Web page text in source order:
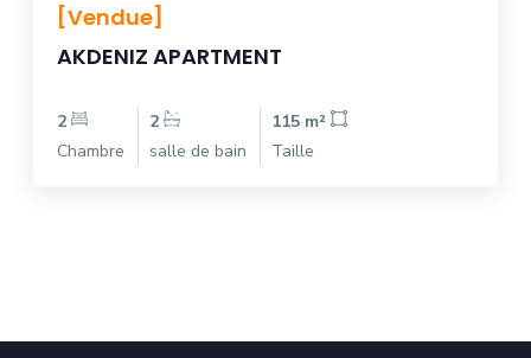
[Vendue]
AKDENIZ APARTMENT
2
Chambre
2
salle de bain
115 m²
Taille